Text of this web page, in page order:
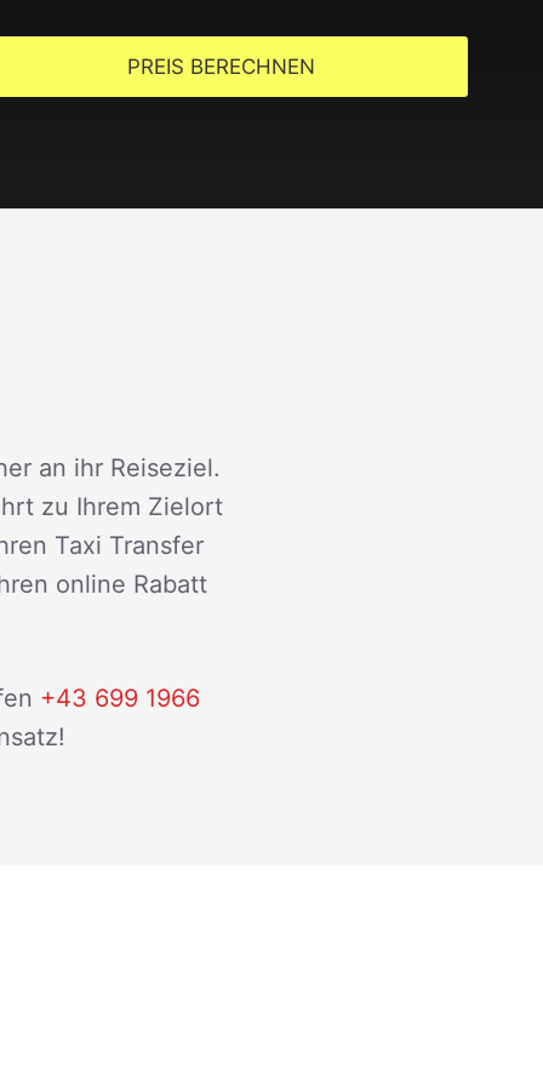
PREIS BERECHNEN
an ihr Reiseziel.
zu Ihrem Zielort
Taxi Transfer
online Rabatt
+43 699 1966